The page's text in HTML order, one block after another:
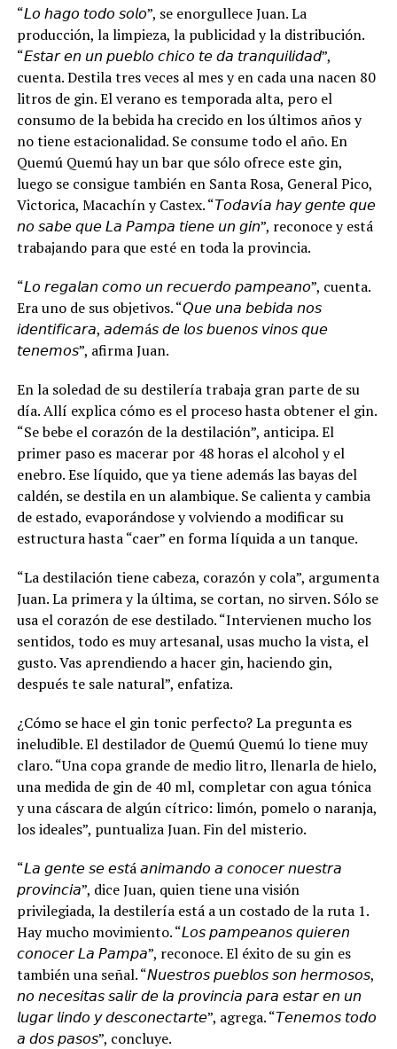
“𝘓𝘰 𝘩𝘢𝘨𝘰 𝘵𝘰𝘥𝘰 𝘴𝘰𝘭𝘰”, se enorgullece Juan. La
producción, la limpieza, la publicidad y la distribución.
“𝘌𝘴𝘵𝘢𝘳 𝘦𝘯 𝘶𝘯 𝘱𝘶𝘦𝘣𝘭𝘰 𝘤𝘩𝘪𝘤𝘰 𝘵𝘦 𝘥𝘢 𝘵𝘳𝘢𝘯𝘲𝘶𝘪𝘭𝘪𝘥𝘢𝘥”,
cuenta. Destila tres veces al mes y en cada una nacen 80
litros de gin. El verano es temporada alta, pero el
consumo de la bebida ha crecido en los últimos años y
no tiene estacionalidad. Se consume todo el año. En
Quemú Quemú hay un bar que sólo ofrece este gin,
luego se consigue también en Santa Rosa, General Pico,
Victorica, Macachín y Castex. “𝘛𝘰𝘥𝘢𝘷í𝘢 𝘩𝘢𝘺 𝘨𝘦𝘯𝘵𝘦 𝘲𝘶𝘦
𝘯𝘰 𝘴𝘢𝘣𝘦 𝘲𝘶𝘦 𝘓𝘢 𝘗𝘢𝘮𝘱𝘢 𝘵𝘪𝘦𝘯𝘦 𝘶𝘯 𝘨𝘪𝘯”, reconoce y está
trabajando para que esté en toda la provincia.
“𝘓𝘰 𝘳𝘦𝘨𝘢𝘭𝘢𝘯 𝘤𝘰𝘮𝘰 𝘶𝘯 𝘳𝘦𝘤𝘶𝘦𝘳𝘥𝘰 𝘱𝘢𝘮𝘱𝘦𝘢𝘯𝘰”, cuenta.
Era uno de sus objetivos. “𝘘𝘶𝘦 𝘶𝘯𝘢 𝘣𝘦𝘣𝘪𝘥𝘢 𝘯𝘰𝘴
𝘪𝘥𝘦𝘯𝘵𝘪𝘧𝘪𝘤𝘢𝘳𝘢, 𝘢𝘥𝘦𝘮á𝘴 𝘥𝘦 𝘭𝘰𝘴 𝘣𝘶𝘦𝘯𝘰𝘴 𝘷𝘪𝘯𝘰𝘴 𝘲𝘶𝘦
𝘵𝘦𝘯𝘦𝘮𝘰𝘴”, afirma Juan.
En la soledad de su destilería trabaja gran parte de su
día. Allí explica cómo es el proceso hasta obtener el gin.
“Se bebe el corazón de la destilación”, anticipa. El
primer paso es macerar por 48 horas el alcohol y el
enebro. Ese líquido, que ya tiene además las bayas del
caldén, se destila en un alambique. Se calienta y cambia
de estado, evaporándose y volviendo a modificar su
estructura hasta “caer” en forma líquida a un tanque.
“La destilación tiene cabeza, corazón y cola”, argumenta
Juan. La primera y la última, se cortan, no sirven. Sólo se
usa el corazón de ese destilado. “Intervienen mucho los
sentidos, todo es muy artesanal, usas mucho la vista, el
gusto. Vas aprendiendo a hacer gin, haciendo gin,
después te sale natural”, enfatiza.
¿Cómo se hace el gin tonic perfecto? La pregunta es
ineludible. El destilador de Quemú Quemú lo tiene muy
claro. “Una copa grande de medio litro, llenarla de hielo,
una medida de gin de 40 ml, completar con agua tónica
y una cáscara de algún cítrico: limón, pomelo o naranja,
los ideales”, puntualiza Juan. Fin del misterio.
“𝘓𝘢 𝘨𝘦𝘯𝘵𝘦 𝘴𝘦 𝘦𝘴𝘵á 𝘢𝘯𝘪𝘮𝘢𝘯𝘥𝘰 𝘢 𝘤𝘰𝘯𝘰𝘤𝘦𝘳 𝘯𝘶𝘦𝘴𝘵𝘳𝘢
𝘱𝘳𝘰𝘷𝘪𝘯𝘤𝘪𝘢”, dice Juan, quien tiene una visión
privilegiada, la destilería está a un costado de la ruta 1.
Hay mucho movimiento. “𝘓𝘰𝘴 𝘱𝘢𝘮𝘱𝘦𝘢𝘯𝘰𝘴 𝘲𝘶𝘪𝘦𝘳𝘦𝘯
𝘤𝘰𝘯𝘰𝘤𝘦𝘳 𝘓𝘢 𝘗𝘢𝘮𝘱𝘢”, reconoce. El éxito de su gin es
también una señal. “𝘕𝘶𝘦𝘴𝘵𝘳𝘰𝘴 𝘱𝘶𝘦𝘣𝘭𝘰𝘴 𝘴𝘰𝘯 𝘩𝘦𝘳𝘮𝘰𝘴𝘰𝘴,
𝘯𝘰 𝘯𝘦𝘤𝘦𝘴𝘪𝘵𝘢𝘴 𝘴𝘢𝘭𝘪𝘳 𝘥𝘦 𝘭𝘢 𝘱𝘳𝘰𝘷𝘪𝘯𝘤𝘪𝘢 𝘱𝘢𝘳𝘢 𝘦𝘴𝘵𝘢𝘳 𝘦𝘯 𝘶𝘯
𝘭𝘶𝘨𝘢𝘳 𝘭𝘪𝘯𝘥𝘰 𝘺 𝘥𝘦𝘴𝘤𝘰𝘯𝘦𝘤𝘵𝘢𝘳𝘵𝘦”, agrega. “𝘛𝘦𝘯𝘦𝘮𝘰𝘴 𝘵𝘰𝘥𝘰
𝘢 𝘥𝘰𝘴 𝘱𝘢𝘴𝘰𝘴”, concluye.